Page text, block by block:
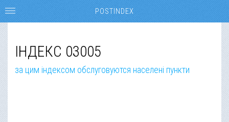
ІНДЕКС 03005
за цим індексом обслуговуются населені пункти
POSTINDEX